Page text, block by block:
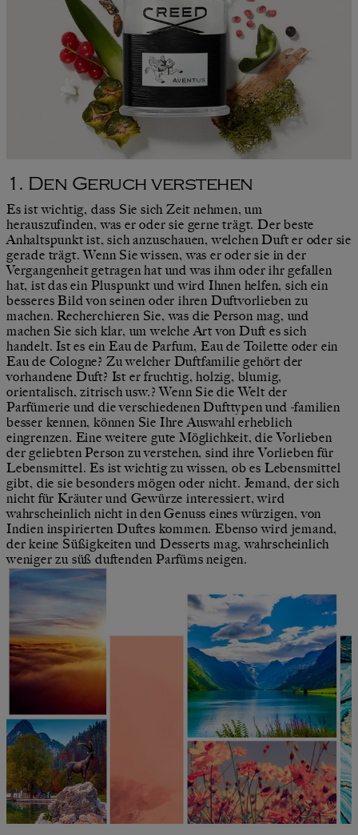
1. Den Geruch verstehen
Es ist wichtig, dass Sie sich Zeit nehmen, um
herauszufinden, was er oder sie gerne trägt. Der beste
Anhaltspunkt ist, sich anzuschauen, welchen Duft er oder sie
gerade trägt. Wenn Sie wissen, was er oder sie in der
Vergangenheit getragen hat und was ihm oder ihr gefallen
hat, ist das ein Pluspunkt und wird Ihnen helfen, sich ein
besseres Bild von seinen oder ihren Duftvorlieben zu
machen. Recherchieren Sie, was die Person mag, und
machen Sie sich klar, um welche Art von Duft es sich
handelt. Ist es ein Eau de Parfum, Eau de Toilette oder ein
Eau de Cologne? Zu welcher Duftfamilie gehört der
vorhandene Duft? Ist er fruchtig, holzig, blumig,
orientalisch, zitrisch usw.? Wenn Sie die Welt der
Parfümerie und die verschiedenen Dufttypen und -familien
besser kennen, können Sie Ihre Auswahl erheblich
eingrenzen. Eine weitere gute Möglichkeit, die Vorlieben
der geliebten Person zu verstehen, sind ihre Vorlieben für
Lebensmittel. Es ist wichtig zu wissen, ob es Lebensmittel
gibt, die sie besonders mögen oder nicht. Jemand, der sich
nicht für Kräuter und Gewürze interessiert, wird
wahrscheinlich nicht in den Genuss eines würzigen, von
Indien inspirierten Duftes kommen. Ebenso wird jemand,
der keine Süßigkeiten und Desserts mag, wahrscheinlich
weniger zu süß duftenden Parfüms neigen.